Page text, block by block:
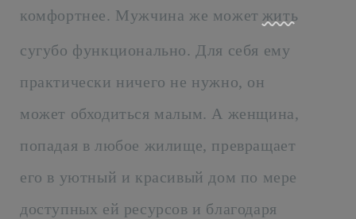
комфортнее. Мужчина же может жить
сугубо функционально. Для себя ему
практически ничего не нужно, он
может обходиться малым. А женщина,
попадая в любое жилище, превращает
его в уютный и красивый дом по мере
доступных ей ресурсов и благодаря